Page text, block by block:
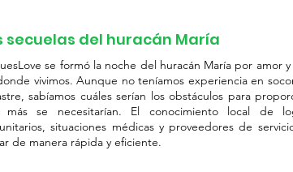
secuelas del huracán María
se formó la noche del huracán María por amor
vivimos. Aunque no teníamos experiencia en
sabíamos cuáles serían los obstáculos para
más se necesitarían. El conocimiento local de
situaciones médicas y proveedores de
de manera rápida y eficiente.